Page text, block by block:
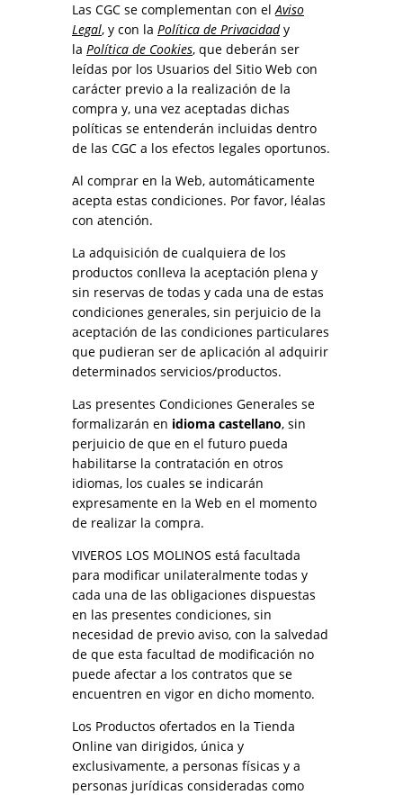
Las CGC se complementan con elAviso
Legal, y con la Política de Privacidady
la Política de Cookies, que deberán ser
leídas por los Usuarios del Sitio Web con
carácter previo a la realización de la
compra y, una vez aceptadas dichas
políticas se entenderán incluidas dentro
de las CGC a los efectos legales oportunos.
Al comprar en la Web, automáticamente
acepta estas condiciones. Por favor, léalas
con atención.
La adquisición de cualquiera de los
productos conlleva la aceptación plena y
sin reservas de todas y cada una de estas
condiciones generales, sin perjuicio de la
aceptación de las condiciones particulares
que pudieran ser de aplicación al adquirir
determinados servicios/productos.
Las presentes Condiciones Generales se
formalizarán en idioma castellano, sin
perjuicio de que en el futuro pueda
habilitarse la contratación en otros
idiomas, los cuales se indicarán
expresamente en la Web en el momento
de realizar la compra.
VIVEROS LOS MOLINOS está facultada
para modificar unilateralmente todas y
cada una de las obligaciones dispuestas
en las presentes condiciones, sin
necesidad de previo aviso, con la salvedad
de que esta facultad de modificación no
puede afectar a los contratos que se
encuentren en vigor en dicho momento.
Los Productos ofertados en la Tienda
Online van dirigidos, única y
exclusivamente, a personas físicas y a
personas jurídicas consideradas como